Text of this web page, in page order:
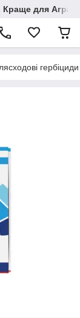
Краще для
гербіциди